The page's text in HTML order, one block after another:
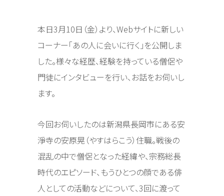
本日3月10日（金）より、Webサイトに新しい
コーナー「あの人に会いに行く」を公開しま
した。様々な経歴、経験を持っている僧侶や
門徒にインタビューを行い、お話をお伺いし
ます。
今回お伺いしたのは新潟県長岡市にある安
淨寺の安原晃（やすはらこう）住職。戦後の
混乱の中で僧侶となった経緯や、宗務総長
時代のエピソード、もうひとつの顔である俳
人としての活動などについて、3回に渡って